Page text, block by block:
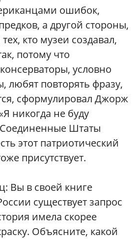
ошибок,
а другой стороны,
кто музеи создавал,
потому что
условно
любят повторять фразу,
сформулировал Джорж
никогда не буду
Соединенные Штаты
этот патриотический
присутствует.
Вы в своей книге
существует запрос
имела скорее
Объясните, какой